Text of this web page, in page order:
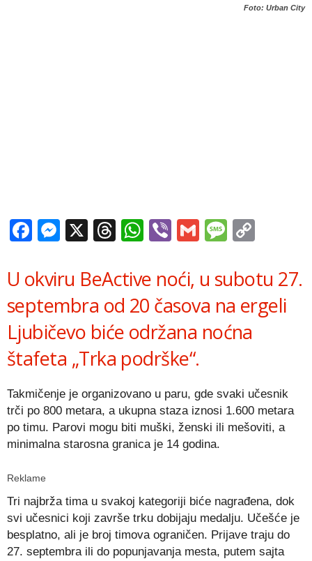
Foto: Urban City
Facebook
Messenger
X Threads
WhatsApp
ViberGmail
U okviru BeActive noći, u subotu 27.
septembra od 20 časova na ergeli
Ljubičevo biće održana noćna
štafeta „Trka podrške“.
Takmičenje je organizovano u paru, gde svaki učesnik
trči po 800 metara, a ukupna staza iznosi 1.600 metara
po timu. Parovi mogu biti muški, ženski ili mešoviti, a
minimalna starosna granica je 14 godina.
Reklame
Tri najbrža tima u svakoj kategoriji biće nagrađena, dok
svi učesnici koji završe trku dobijaju medalju. Učešće je
besplatno, ali je broj timova ograničen. Prijave traju do
27. septembra ili do popunjavanja mesta, putem sajta